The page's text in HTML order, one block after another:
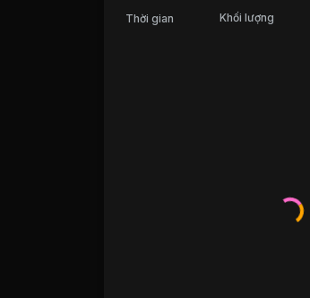
Thời gian Khối lượng